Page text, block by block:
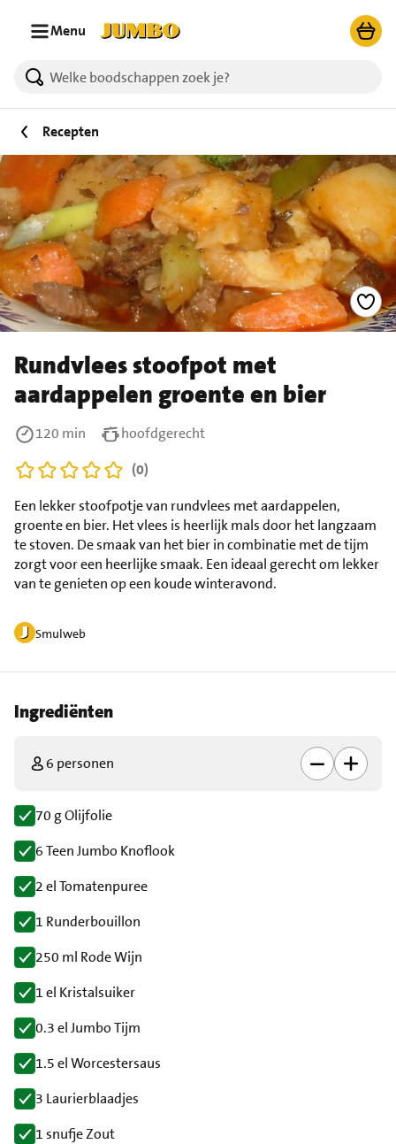
Menu
Recepten
Rundvlees stoofpot met
aardappelen groente en bier
Smulweb
Een lekker stoofpotje van rundvlees met aardappelen,
groente en bier. Het vlees is heerlijk mals door het langzaam
te stoven. De smaak van het bier in combinatie met de tijm
zorgt voor een heerlijke smaak. Een ideaal gerecht om lekker
van te genieten op een koude winteravond.
120 min
hoofdgerecht
(0)
Ingrediënten
6 personen
70 g Olijfolie
6 Teen Jumbo Knoflook
2 el Tomatenpuree
1 Runderbouillon
250 ml Rode Wijn
1 el Kristalsuiker
0.3 el Jumbo Tijm
1.5 el Worcestersaus
3 Laurierblaadjes
1 snufje Zout